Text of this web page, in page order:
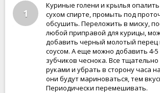
1
Куриные голени и крылья опалить
сухом спирте, промыть под
обсушить. Переложить в миску,
любой приправой для курицы,
добавить черный молотый перец
соусом. А еще можно добавить 4-
зубчиков чеснока. Все
руками и убрать в сторону часа
они будут мариноваться, тем
Периодически перемешивать.